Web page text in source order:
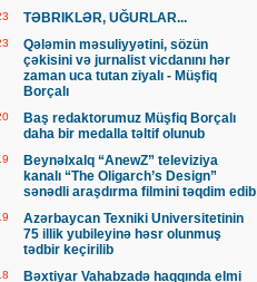
TƏBRIKLƏR, UĞURLAR...
Qələmin məsuliyyətini, sözün
çəkisini və jurnalist vicdanını hər
zaman uca tutan ziyalı - Müşfiq
Borçalı
Baş redaktorumuz Müşfiq Borçalı
daha bir medalla təltif olunub
Beynəlxalq “AnewZ” televiziya
kanalı “The Oligarch’s Design”
sənədli araşdırma filmini təqdim edib
Azərbaycan Texniki Universitetinin
75 illik yubileyinə həsr olunmuş
tədbir keçirilib
Bəxtiyar Vahabzadə haqqında elmi